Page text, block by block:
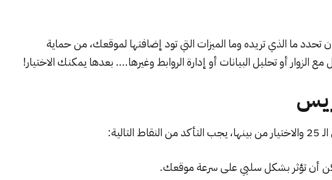
تحدد ما الذي تريده وما الميزات التي تود إضافتها لموقعك، من حماية
الزوار أو تحليل البيانات أو إدارة الروابط وغيرها.... بعدها يمكنك الاختيار!
أن تؤثر بشكل سلبي على سرعة موقعك.